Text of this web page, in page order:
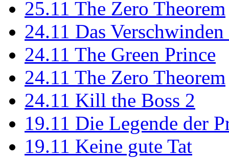
25.11 The Zero Theorem
24.11 Das
24.11 The Green Prince
24.11 The Zero Theorem
24.11 Kill the Boss 2
19.11 Die Legende der
19.11 Keine gute Tat